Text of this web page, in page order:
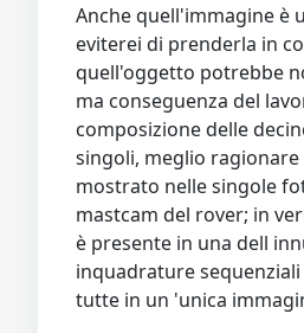
Anche quell'immagine è
eviterei di prenderla in
quell'oggetto potrebbe
ma conseguenza del
composizione delle
singoli, meglio ragionare
mostrato nelle singole
mastcam del rover; in
è presente in una dell
inquadrature
tutte in un 'unica